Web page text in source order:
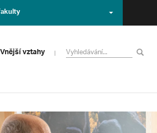
Vnější vztahy